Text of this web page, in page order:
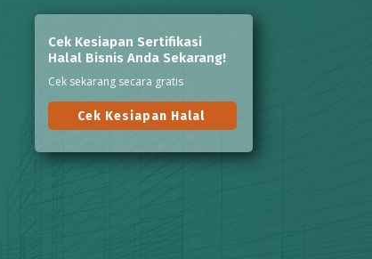
Cek Kesiapan Sertifikasi
Halal Bisnis Anda Sekarang!
Cek sekarang secara gratis
Cek Kesiapan Halal